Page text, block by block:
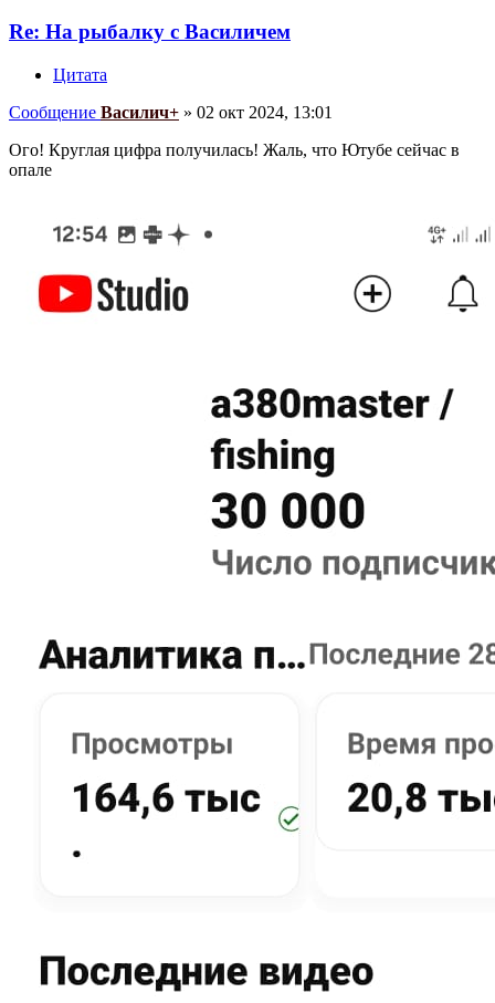
Re: На рыбалку с Василичем
Цитата
Сообщение Василич+ » 02 окт 2024, 13:01
Ого! Круглая цифра получилась! Жаль, что Ютубе сейчас в
опале